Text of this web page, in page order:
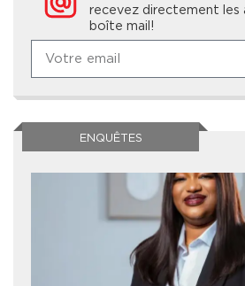
recevez directement les
boîte mail!
ENQUÊTES